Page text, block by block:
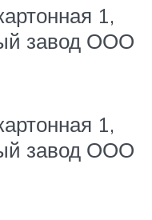
1,
завод ООО
1,
завод ООО